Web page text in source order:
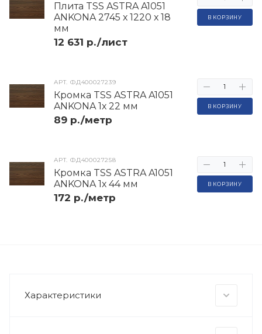
АРТ.ФД400027258
Кромка TSS ASTRA A1051
ANKONA 1х 44 мм
172 р./метр
В КОРЗИНУ
АРТ.ФД400027239
Кромка TSS ASTRA A1051
ANKONA 1х 22 мм
89 р./метр
В КОРЗИНУ
Плита TSS ASTRA A1051
ANKONA 2745 х 1220 х 18
мм
12 631 р./лист
В КОРЗИНУ
Характеристики